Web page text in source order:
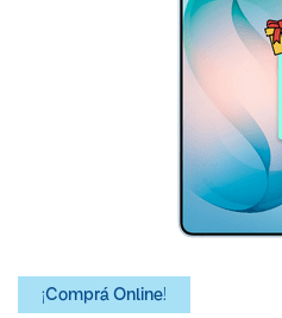
¡Comprá Online!